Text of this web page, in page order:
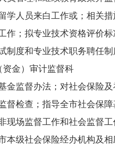
学人员来白工作或；相关
作；拟专业技术资格评价
制度和专业技术职务聘任
金）审计监督科
监督办法；对社会保险及
督检查；指导全市社会保
现场监督工作和社会监督
本级社会保险经办机构及